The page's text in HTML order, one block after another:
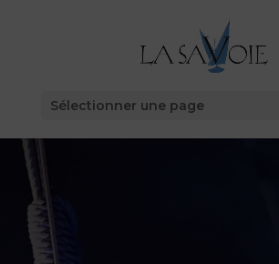
Sélectionner une page